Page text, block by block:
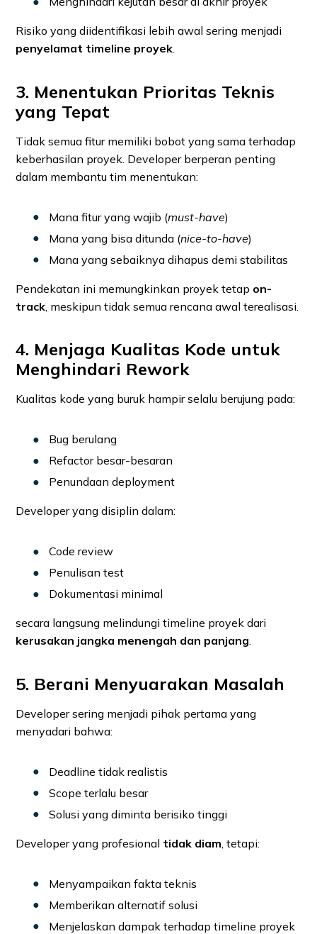
Risiko yang diidentifikasi lebih awal sering menjadi
penyelamat timeline proyek
3. Menentukan Prioritas Teknis
yang Tepat
Tidak semua fitur memiliki bobot yang sama terhadap
keberhasilan proyek. Developer berperan penting
dalam membantu tim menentukan:
Mana fitur yang wajib (must-have)
Mana yang bisa ditunda (nice-to-have)
Mana yang sebaiknya dihapus demi stabilitas
Pendekatan ini memungkinkan proyek tetap on-
track , meskipun tidak semua rencana awal terealisasi.
4. Menjaga Kualitas Kode untuk
Menghindari Rework
Kualitas kode yang buruk hampir selalu berujung pada:
Bug berulang
Refactor besar-besaran
Penundaan deployment
Developer yang disiplin dalam:
Code review
Penulisan test
Dokumentasi minimal
secara langsung melindungi timeline proyek dari
kerusakan jangka menengah dan panjang.
5. Berani Menyuarakan Masalah
Developer sering menjadi pihak pertama yang
menyadari bahwa:
Deadline tidak realistis
Scope terlalu besar
Solusi yang diminta berisiko tinggi
Developer yang profesional tidak diam , tetapi:
Menyampaikan fakta teknis
Memberikan alternatif solusi
Menjelaskan dampak terhadap timeline proyek